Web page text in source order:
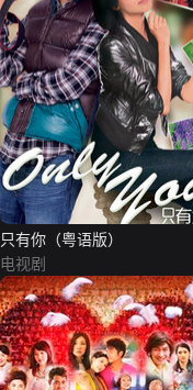
只有你（粤语版）
电视剧